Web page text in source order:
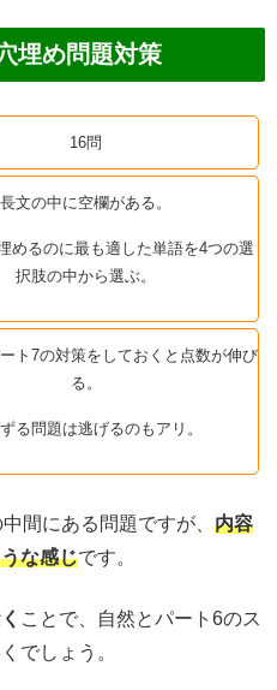
埋め問題対策
16問
長文の中に空欄がある。
めるのに最も適した単語を4つの選
択肢の中から選ぶ。
ト7の対策をしておくと点数が伸び
る。
る問題は逃げるのもアリ。
間にある問題ですが、 内容
な感じです。
ことで、自然とパート6のス
でしょう。